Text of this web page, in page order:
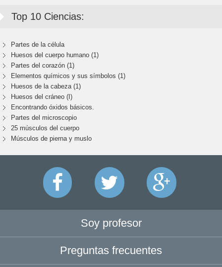
Top 10 Ciencias:
Partes de la célula
Huesos del cuerpo humano (1)
Partes del corazón (1)
Elementos químicos y sus símbolos (1)
Huesos de la cabeza (1)
Huesos del cráneo (I)
Encontrando óxidos básicos.
Partes del microscopio
25 músculos del cuerpo
Músculos de pierna y muslo
Soy profesor
Preguntas frecuentes